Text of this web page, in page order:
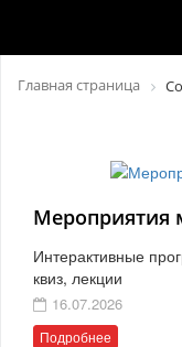
Главная страница
Мероприятия
Интерактивные
квиз, лекции
16.07.2026
Подробнее